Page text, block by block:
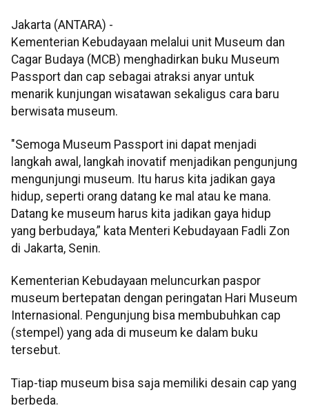
Jakarta (ANTARA) -
Kementerian Kebudayaan melalui unit Museum dan
Cagar Budaya (MCB) menghadirkan buku Museum
Passport dan cap sebagai atraksi anyar untuk
menarik kunjungan wisatawan sekaligus cara baru
berwisata museum.
"Semoga Museum Passport ini dapat menjadi
langkah awal, langkah inovatif menjadikan pengunjung
mengunjungi museum. Itu harus kita jadikan gaya
hidup, seperti orang datang ke mal atau ke mana.
Datang ke museum harus kita jadikan gaya hidup
yang berbudaya,” kata Menteri Kebudayaan Fadli Zon
di Jakarta, Senin.
Kementerian Kebudayaan meluncurkan paspor
museum bertepatan dengan peringatan Hari Museum
Internasional. Pengunjung bisa membubuhkan cap
(stempel) yang ada di museum ke dalam buku
tersebut.
Tiap-tiap museum bisa saja memiliki desain cap yang
berbeda.